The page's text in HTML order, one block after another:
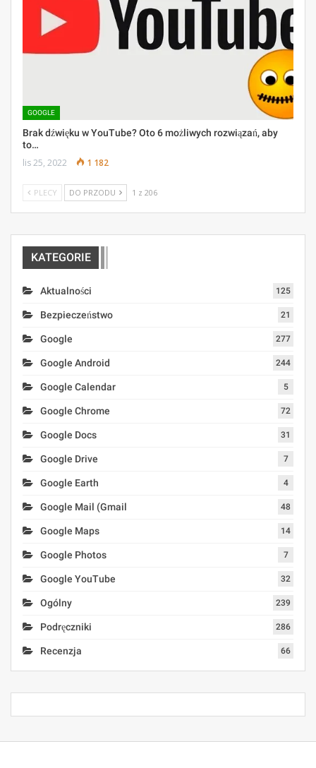
GOOGLE
Brak dźwięku w YouTube? Oto 6 możliwych rozwiązań, aby
to…
lis 25, 2022 1 182
PLECY DO PRZODU 1 z 206
KATEGORIE
Aktualności 125
Bezpieczeństwo 21
Google 277
Google Android 244
Google Calendar 5
Google Chrome 72
Google Docs 31
Google Drive 7
Google Earth 4
Google Mail (Gmail 48
Google Maps 14
Google Photos 7
Google YouTube 32
Ogólny 239
Podręczniki 286
Recenzja 66